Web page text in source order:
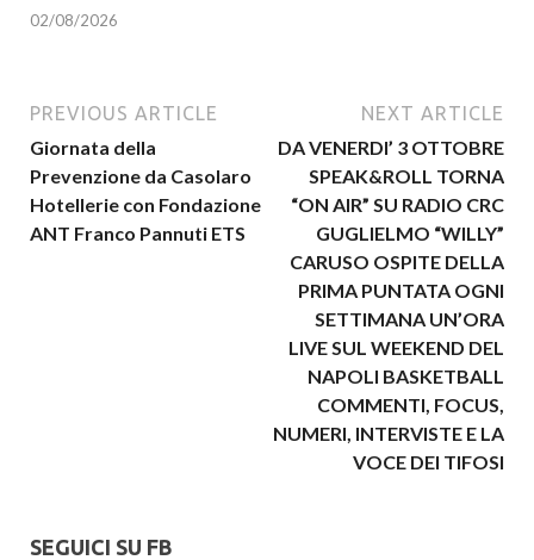
02/08/2026
PREVIOUS ARTICLE
Giornata della
Prevenzione da Casolaro
Hotellerie con Fondazione
ANT Franco Pannuti ETS
NEXT ARTICLE
DA VENERDI’ 3 OTTOBRE
SPEAK&ROLL TORNA
“ON AIR” SU RADIO CRC
GUGLIELMO “WILLY”
CARUSO OSPITE DELLA
PRIMA PUNTATA OGNI
SETTIMANA UN’ORA
LIVE SUL WEEKEND DEL
NAPOLI BASKETBALL
COMMENTI, FOCUS,
NUMERI, INTERVISTE E LA
VOCE DEI TIFOSI
SEGUICI SU FB